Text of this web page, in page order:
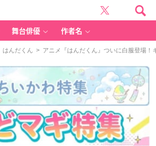
舞台俳優 作者名
はんだくん > アニメ『はんだくん』ついに白服登場！